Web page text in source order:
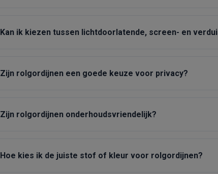
Kan ik kiezen tussen lichtdoorlatende, screen- en
Zijn rolgordijnen een goede keuze voor privacy?
Zijn rolgordijnen onderhoudsvriendelijk?
Hoe kies ik de juiste stof of kleur voor rolgordijnen?